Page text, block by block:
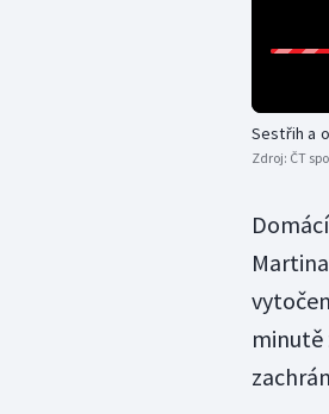
Sestřih a
Zdroj: ČT
minutě